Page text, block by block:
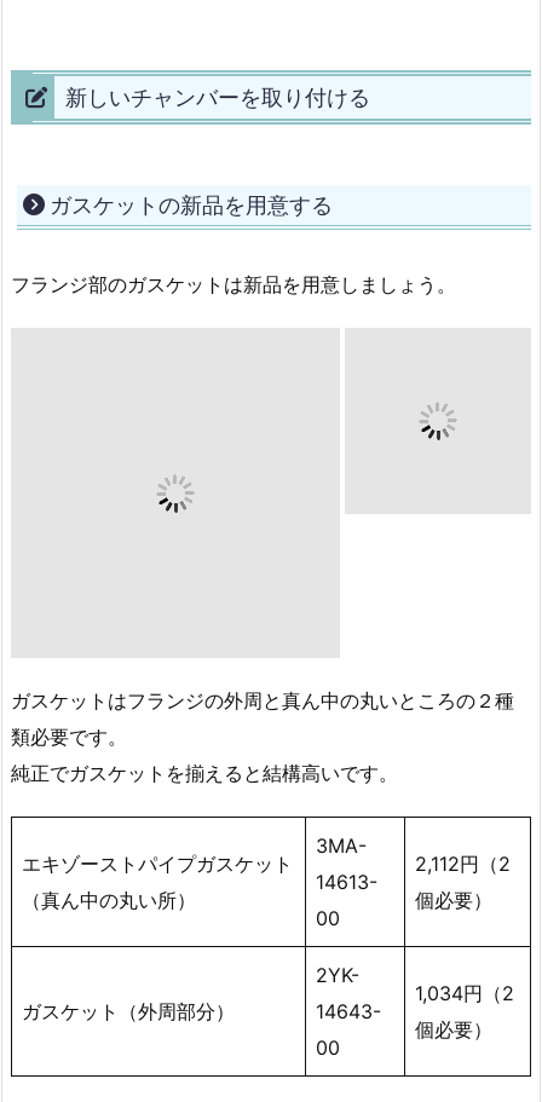
新しいチャンバーを取り付ける
ガスケットの新品を用意する
フランジ部のガスケットは新品を用意しましょう。
ガスケットはフランジの外周と真ん中の丸いところの２種
類必要です。
純正でガスケットを揃えると結構高いです。
エキゾーストパイプガスケット
（真ん中の丸い所）
3MA-
14613-
00
2,112円（2
個必要）
ガスケット（外周部分）
2YK-
14643-
00
1,034円（2
個必要）